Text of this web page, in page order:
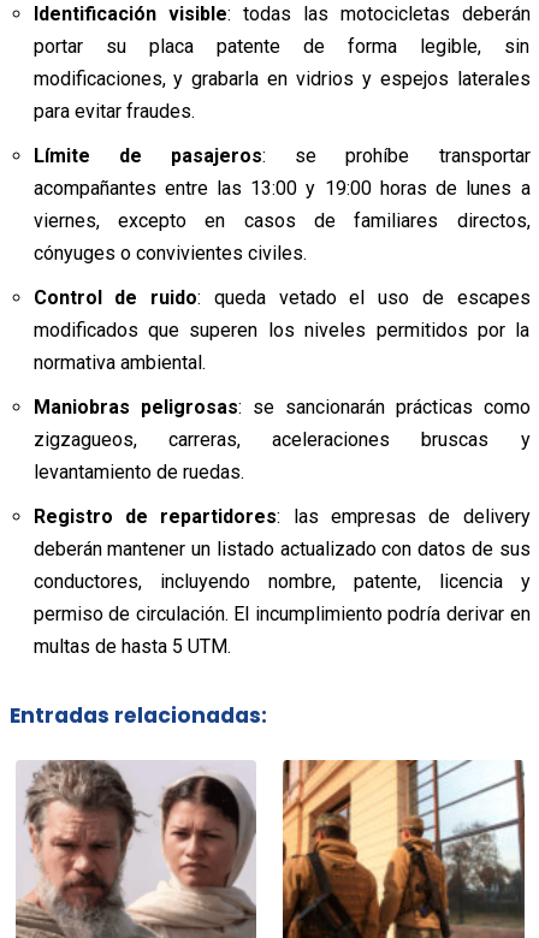
Identificación visible: todas las motocicletas deberán
portar su placa patente de forma legible, sin
modificaciones, y grabarla en vidrios y espejos laterales
para evitar fraudes.
Límite de pasajeros: se prohíbe transportar
acompañantes entre las 13:00 y 19:00 horas de lunes a
viernes, excepto en casos de familiares directos,
cónyuges o convivientes civiles.
Control de ruido: queda vetado el uso de escapes
modificados que superen los niveles permitidos por la
normativa ambiental.
Maniobras peligrosas: se sancionarán prácticas como
zigzagueos, carreras, aceleraciones bruscas y
levantamiento de ruedas.
Registro de repartidores: las empresas de delivery
deberán mantener un listado actualizado con datos de sus
conductores, incluyendo nombre, patente, licencia y
permiso de circulación. El incumplimiento podría derivar en
multas de hasta 5 UTM.
Entradas relacionadas: